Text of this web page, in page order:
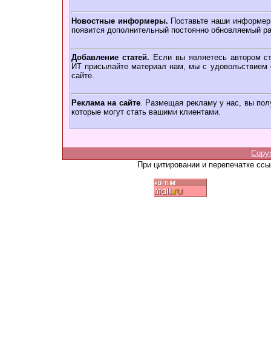
Новостные информеры. Поставьте наши
появится дополнительный постоянно обновляемый
Добавление статей. Если вы являетесь автором
ИТ присылайте материал нам, мы с удовольствием
сайте.
Реклама на сайте. Размещая рекламу у нас, вы
которые могут стать вашими клиентами.
При цитировании и перепечатке